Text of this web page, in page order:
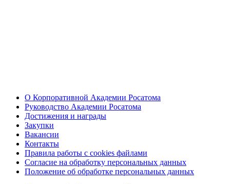
О Корпоративной Академии Росатома
Руководство Академии Росатома
Достижения и награды
Закупки
Вакансии
Контакты
Правила работы с cookies файлами
Согласие на обработку персональных данных
Положение об обработке персональных данных